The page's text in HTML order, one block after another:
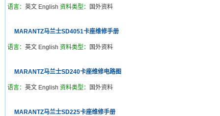
语言： 英文 English 资料类型： 国外资料
MARANTZ马兰士SD4051卡座维修手册
语言： 英文 English 资料类型： 国外资料
MARANTZ马兰士SD240卡座维修电路图
语言： 英文 English 资料类型： 国外资料
MARANTZ马兰士SD225卡座维修手册